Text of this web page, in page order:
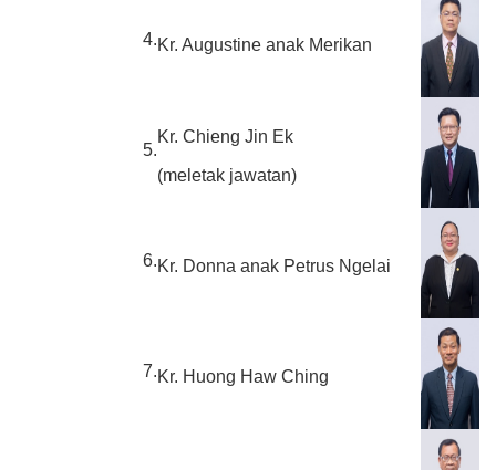
4.Kr. Augustine anak Merikan
5.
Kr. Chieng Jin Ek
(meletak jawatan)
6.Kr. Donna anak Petrus Ngelai
7.Kr. Huong Haw Ching